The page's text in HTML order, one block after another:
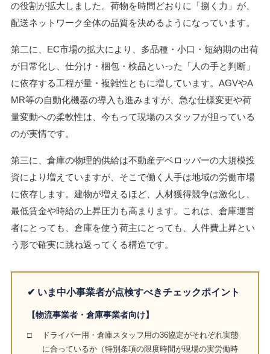
の役割が拡大しました。荷物を時間どおりに「捌く力」が、
配送ネットワーク全体の品質を決めるようになっています。
第二に、EC市場の拡大により、多品種・小口・短納期の出荷
が日常化し、仕分け・梱包・検品といった「人の手と判断」
に依存する工程が量・複雑性ともに増しています。AGVやA
MR等の自動化機器の導入も進みますが、急な仕様変更や荷
量変動への柔軟性は、今もって現場のスタッフが担っている
のが実情です。
第三に、倉庫の物理的供給は不動産デベロッパーの大規模投
資により増えていますが、そこで働く人手は地域の労働市場
に依存します。建物が増えるほど、人材獲得競争は激化し、
最低賃金や時給の上昇圧力も高まります。これは、倉庫運営
者にとっても、倉庫を使う荷主にとっても、人件費上昇とい
う形で確実に跳ね返ってくる構造です。
✔ いま中小事業者が点検すべきチェックポイント
【物流事業者・倉庫事業者向け】
□
ドライバー用・倉庫スタッフ用の36協定がそれぞれ実態
に合っているか（特別条項の限度時間が現場の実労働時